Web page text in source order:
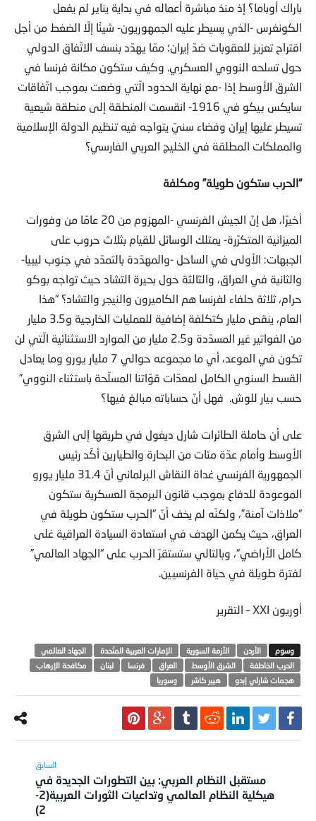
باراك أوباما؟ إذ منذ مباشرة أعماله في بداية يناير لم يفعل
الكونغرس -الذي يسيطر عليه الجمهوريون- شيئًا إلّا الضغط من أجل
اقتراح تعزيز للعقوبات ضدّ إيران؛ ممّا يهدّد بنسف الاتّفاق الدولي
حول تسلحه النووي العسكري. وكيف ستكون مكانة فرنسا في
الشرق الأوسط إذا -مع نهاية الحدود الّتي وضعت بموجب اتّفاقات
سايكس بيكو في 1916- انقسمت المنطقة إلى منطقة شيعية
تسيطر عليها إيران وفضاء سنيّ يتواجه فيه تنظيم الدولة الإسلامية
والمملكات المطلقة في الخليج العربي الفارسي؟
“الحرب ستكون طويلة” ومكلفة
أخيرًا، هل إنّ الجيش الفرنسي -المهزوم من 20 عامًا من وفورات
الميزانية المتكرّرة- يمتلك الوسائل للقيام بثلاث حروب على
الجبهات: الأولى في الساحل -والمهدّدة بالتمدّد في جنوب ليبيا-
والثانية في العراق، والثالثة حول بحيرة التشاد حيث تواجه بوكو
حرام، ثلاثة حلفاء لفرنسا هم الكاميرون والنيجر والتشاد؟ “هذا
العام، ينقص مليار كتكلفة إضافية للعمليات الخارجية و3.5 مليار
من الفواتير غير المسدّدة و2.5 مليار من الموارد الاستثنائية الّتي لن
تكون في الموعد، أي ما مجموعه حوالي 7 مليار يورو وما يعادل
القسط السنوي الكامل لمعدّات قوّاتنا المسلّحة باستثناء النووي”
حسب بيار للوش. فهل أنّ حساباته مبالغ فيها؟
على أن حاملة الطائرات شارل ديغول في طريقها إلى الشرق
الأوسط وأمام عدّة مئات من البحارة والطيارين أكّد رئيس
الجمهورية الفرنسي غداة النقاش البرلماني أنّ 31.4 مليار يورو
الموعودة للدفاع بموجب قانون البرمجة العسكرية ستكون
“ملاذات آمنة”، ولكنّه لم يخف أنّ “الحرب ستكون طويلة في
العراق، حيث يكمن الهدف في استعادة السيادة العراقية غلى
كامل الأراضي“، وبالتالي ستستقرّ الحرب على “الجهاد العالمي”
لفترة طويلة في حياة الفرنسيين.
أوريون XXI – التقرير
الأردن الأزمة السورية الإمارات العربية المتّحدة
الجهاد العالمي
الحرب الخاطفة
الشرق الأوسط العراق فرنسا لبنان
مكافحة الإرهاب
هجمات شارلي إبدو
هيبر كاشر وسوريا
مستقبل النظام العربي: بين التطورات الجديدة في
هيكلية النظام العالمي وتداعيات الثورات العربية(2-
2)